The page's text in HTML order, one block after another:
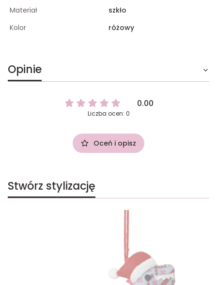
Materiał
szkło
Kolor
różowy
Opinie
0.00
Liczba ocen: 0
Oceń i opisz
Stwórz stylizację